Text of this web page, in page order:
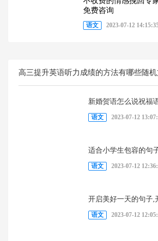
免费咨询
语文 2023-07-12
高三提升英语听力成绩的方法有哪些随
新婚贺语怎么说祝福
语文 2023-07-12
适合小学生包容的句
语文 2023-07-12
开启美好一天的句子,
语文 2023-07-12